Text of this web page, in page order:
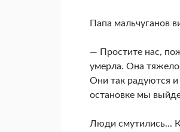
Папа мальчуганов
— Простите нас,
умерла. Она тяжело
Они так радуются
остановке мы
Люди смутились...